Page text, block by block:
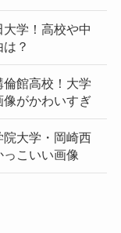
学！高校や中
？
館高校！大学
がかわいすぎ
大学・岡崎西
こいい画像